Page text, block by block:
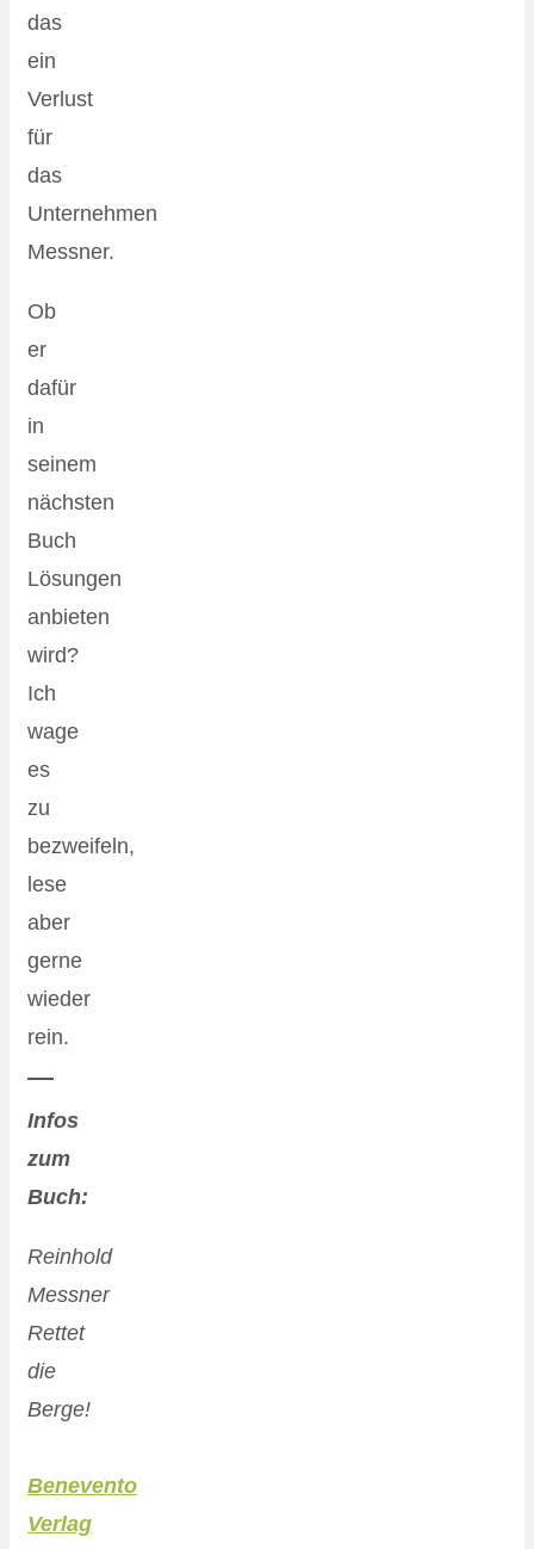
das
ein
Verlust
für
das
Unternehmen
Messner.
Ob
er
dafür
in
seinem
nächsten
Buch
Lösungen
anbieten
wird?
Ich
wage
es
zu
bezweifeln,
lese
aber
gerne
wieder
rein.
Infos
zum
Buch:
Reinhold
Messner
Rettet
die
Berge!
Benevento
Verlag